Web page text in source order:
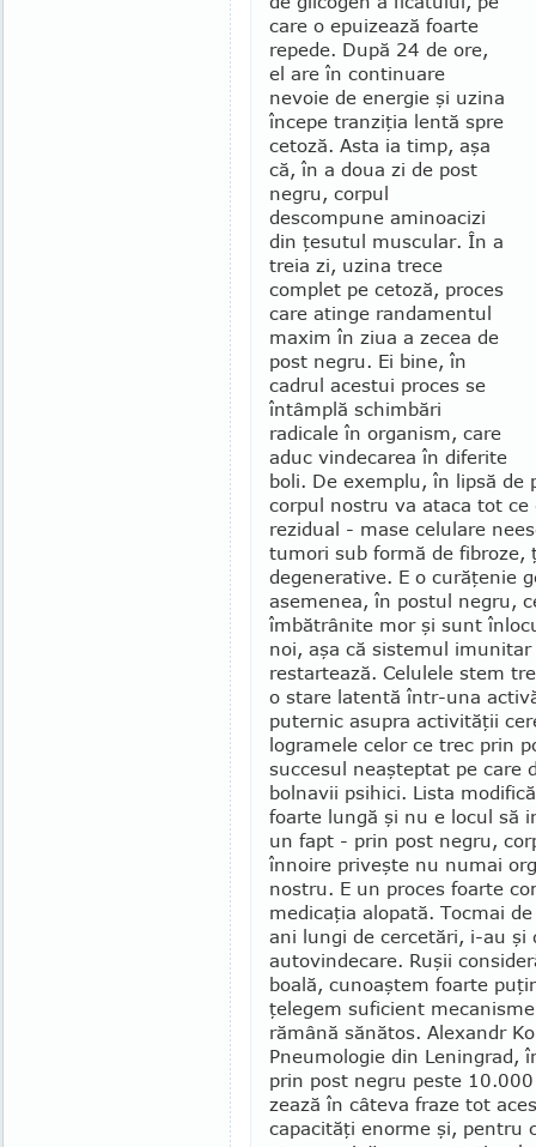
care o epuizează foarte
repede. După 24 de ore,
el are în continuare
nevoie de energie şi uzina
începe tranziţia len­tă spre
cetoză. Asta ia timp, aşa
că, în a doua zi de post
negru, corpul
descompune aminoacizi
din ţesutul muscular. În a
treia zi, uzina trece
complet pe cetoză, proces
care atin­ge randamentul
maxim în ziua a ze­cea de
post negru. Ei bine, în
cadrul acestui proces se
întâmplă schimbări
radicale în organism, care
aduc vin­decarea în diferite
boli. De exemplu, în lipsă de
corpul nostru va ataca tot ce
rezidual - mase celulare
tumori sub formă de fibroze,
degene­rative. E o curăţenie
asemenea, în postul negru,
îmbătrânite mor şi sunt
noi, aşa că sistemul imunitar
restartează. Celulele stem
o stare latentă într-una
puternic asupra acti­vităţii
logramele celor ce trec prin
succesul neaşteptat pe care
bolnavii psihici. Lista
foarte lungă şi nu e locul să
un fapt - prin post negru,
înnoire priveşte nu numai
nostru. E un proces foarte
medicaţia alopată. Tocmai
ani lungi de cercetări, i-au şi
autovindecare. Ruşii
boală, cunoaştem foarte
ţelegem suficient
rămână sănătos. Alexandr
Pneumologie din Leningrad,
prin post negru peste
zează în câteva fraze tot
capacităţi enorme şi, pentru